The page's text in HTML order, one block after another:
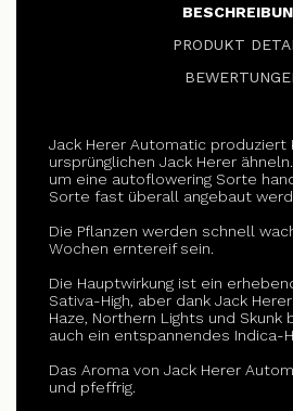
PRODUKT
Jack Herer Automatic produziert
ursprünglichen Jack Herer
um eine autoflowering Sorte
Sorte fast überall angebaut
Die Pflanzen werden schnell
Wochen erntereif sein.
Die Hauptwirkung ist ein
Sativa-High, aber dank Jack
Haze, Northern Lights und
auch ein entspannendes Indica-
Das Aroma von Jack Herer
und pfeffrig.